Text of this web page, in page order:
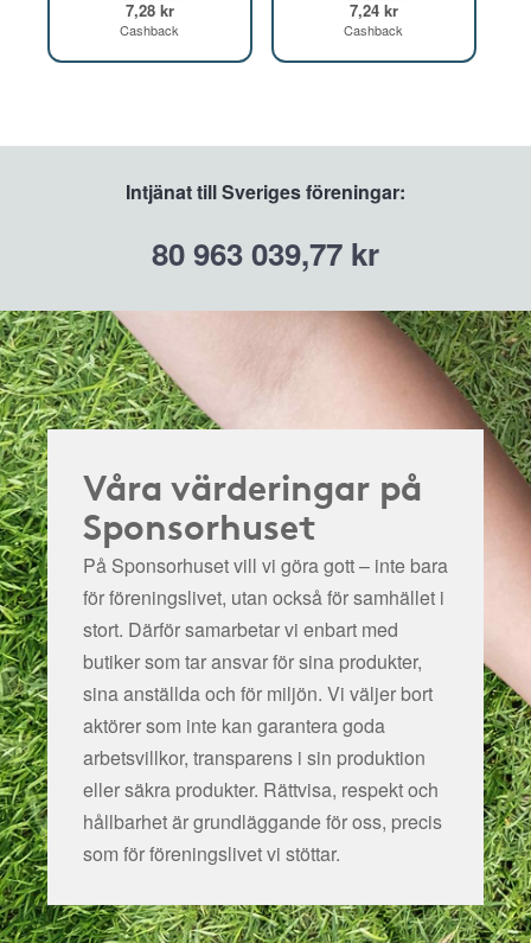
7,28 kr
Cashback
7,24 kr
Cashback
Intjänat till Sveriges föreningar:
80 963 039,77 kr
Våra värderingar på
Sponsorhuset
På Sponsorhuset vill vi göra gott – inte bara
för föreningslivet, utan också för samhället i
stort. Därför samarbetar vi enbart med
butiker som tar ansvar för sina produkter,
sina anställda och för miljön. Vi väljer bort
aktörer som inte kan garantera goda
arbetsvillkor, transparens i sin produktion
eller säkra produkter. Rättvisa, respekt och
hållbarhet är grundläggande för oss, precis
som för föreningslivet vi stöttar.